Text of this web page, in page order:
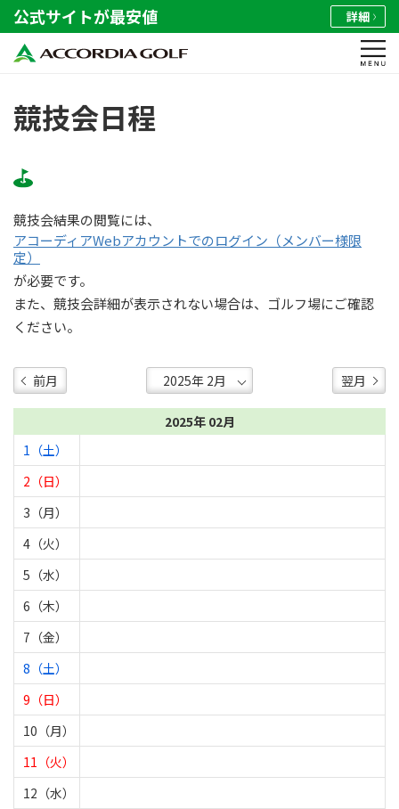
公式サイトが最安値 詳細
競技会日程
競技会結果の閲覧には、
アコーディアWebアカウントでのログイン（メンバー様限
定）
が必要です。
また、競技会詳細が表示されない場合は、ゴルフ場にご確認
ください。
前月 翌月
2025年 02月
1（土）
2（日）
3（月）
4（火）
5（水）
6（木）
7（金）
8（土）
9（日）
10（月）
11（火）
12（水）